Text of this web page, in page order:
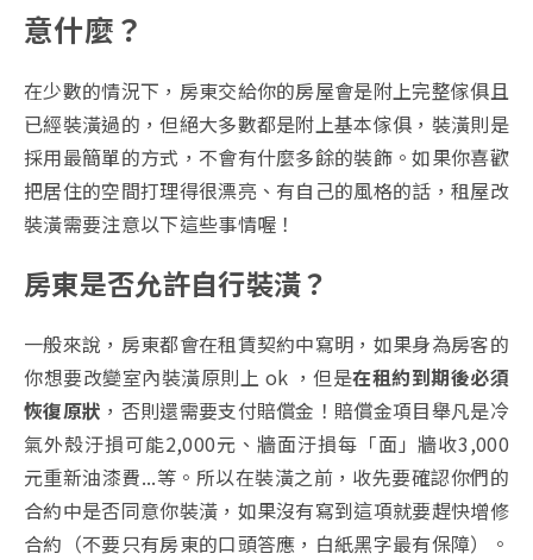
意什麼？
在少數的情況下，房東交給你的房屋會是附上完整傢俱且
已經裝潢過的，但絕大多數都是附上基本傢俱，裝潢則是
採用最簡單的方式，不會有什麼多餘的裝飾。如果你喜歡
把居住的空間打理得很漂亮、有自己的風格的話，租屋改
裝潢需要注意以下這些事情喔！
房東是否允許自行裝潢？
一般來說，房東都會在租賃契約中寫明，如果身為房客的
你想要改變室內裝潢原則上 ok ，但是在租約到期後必須
恢復原狀 ，否則還需要支付賠償金！賠償金項目舉凡是冷
氣外殼汙損可能2,000元、牆面汙損每「面」牆收3,000
元重新油漆費...等。所以在裝潢之前，收先要確認你們的
合約中是否同意你裝潢，如果沒有寫到這項就要趕快增修
合約（不要只有房東的口頭答應，白紙黑字最有保障）。